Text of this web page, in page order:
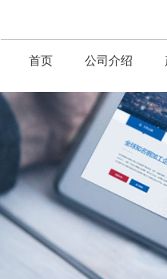
首页 公司介绍